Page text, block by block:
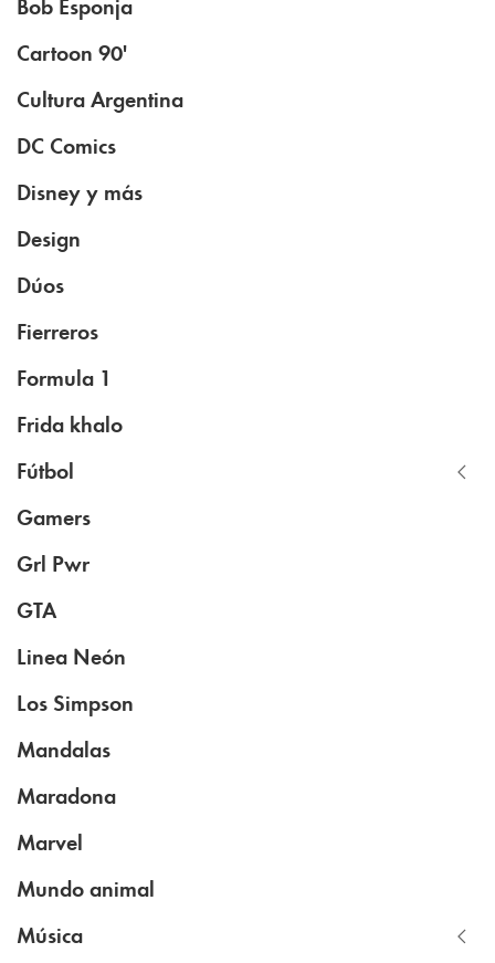
Cartoon 90'
Cultura Argentina
DC Comics
Disney y más
Design
Dúos
Fierreros
Formula 1
Frida khalo
Fútbol
Gamers
Grl Pwr
GTA
Linea Neón
Los Simpson
Mandalas
Maradona
Marvel
Mundo animal
Música